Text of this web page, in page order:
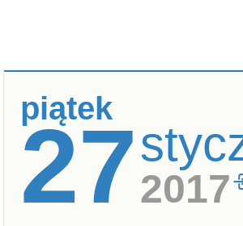
piątek
272017